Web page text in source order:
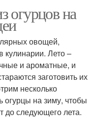
огурцов на
овощей,
кулинарии. Лето –
и ароматные, и
заготовить их
несколько
огурцы на зиму, чтобы
до следующего лета.